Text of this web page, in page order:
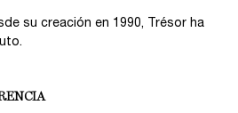
su creación en 1990, Trésor ha